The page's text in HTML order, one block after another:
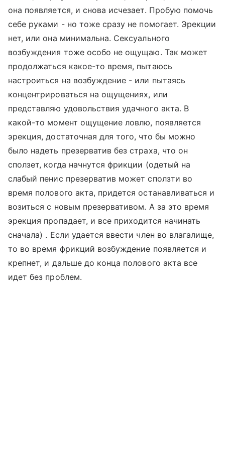
она появляется, и снова исчезает. Пробую помочь
себе руками - но тоже сразу не помогает. Эрекции
нет, или она минимальна. Сексуального
возбуждения тоже особо не ощущаю. Так может
продолжаться какое-то время, пытаюсь
настроиться на возбуждение - или пытаясь
концентрироваться на ощущениях, или
представляю удовольствия удачного акта. В
какой-то момент ощущение ловлю, появляется
эрекция, достаточная для того, что бы можно
было надеть презерватив без страха, что он
сползет, когда начнутся фрикции (одетый на
слабый пенис презерватив может сползти во
время полового акта, придется останавливаться и
возиться с новым презервативом. А за это время
эрекция пропадает, и все приходится начинать
сначала) . Если удается ввести член во влагалище,
то во время фрикций возбуждение появляется и
крепнет, и дальше до конца полового акта все
идет без проблем.